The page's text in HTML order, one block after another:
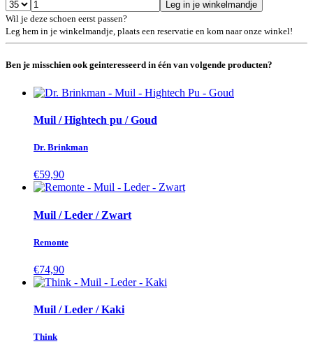
Leg in je winkelmandje
Wil je deze schoen eerst passen?
Leg hem in je winkelmandje, plaats een reservatie en kom naar onze winkel!
Ben je misschien ook geinteresseerd in één van volgende producten?
Muil / Hightech pu / Goud
Dr. Brinkman
€59,90
Muil / Leder / Zwart
Remonte
€74,90
Muil / Leder / Kaki
Think